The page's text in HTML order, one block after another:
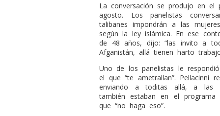
La conversación se produjo en el
agosto. Los panelistas
talibanes impondrán a las
según la ley islámica. En ese
de 48 años, dijo: “las invito a
Afganistán, allá tienen harto
Uno de los panelistas le
el que “te ametrallan”. Pellacinni
enviando a toditas allá, a las
también estaban en el
que “no haga eso”.